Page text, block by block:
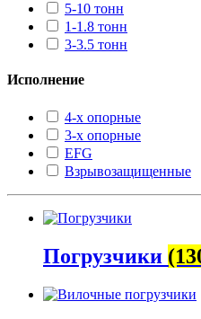
5-10 тонн
1-1.8 тонн
3-3.5 тонн
Исполнение
4-х опорные
3-х опорные
EFG
Взрывозащищенные
Погрузчики